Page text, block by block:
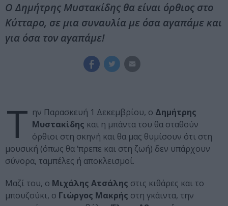
Ο Δημήτρης Μυστακίδης θα είναι όρθιος στο
Κύτταρο, σε μια συναυλία με όσα αγαπάμε και
για όσα τον αγαπάμε!
Τ ην Παρασκευή 1 Δεκεμβρίου, ο Δημήτρης
Μυστακίδης και η μπάντα του θα σταθούν
όρθιοι στη σκηνή και θα μας θυμίσουν ότι στη
μουσική (όπως θα ‘πρεπε και στη ζωή) δεν υπάρχουν
σύνορα, ταμπέλες ή αποκλεισμοί.
Μαζί του, ο Μιχάλης Ατσάλης στις κιθάρες και το
μπουζούκι, ο Γιώργος Μακρής στη γκάιντα, την